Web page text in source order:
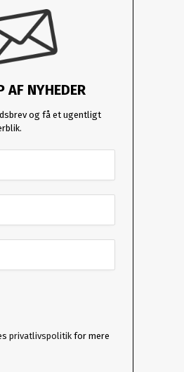
AF NYHEDER
og få et ugentligt
privatlivspolitik for mere